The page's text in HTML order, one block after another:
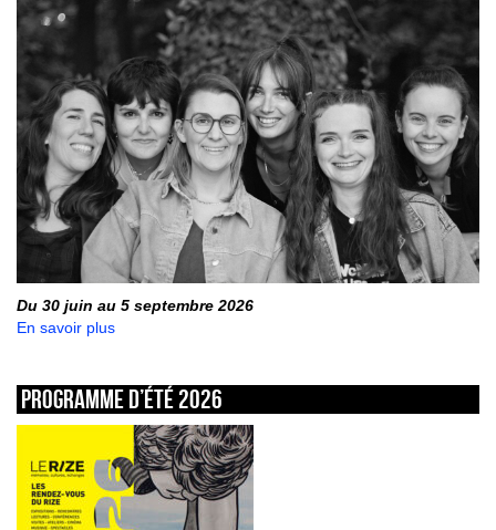
Du 30 juin au 5 septembre 2026
En savoir plus
Programme d’été 2026